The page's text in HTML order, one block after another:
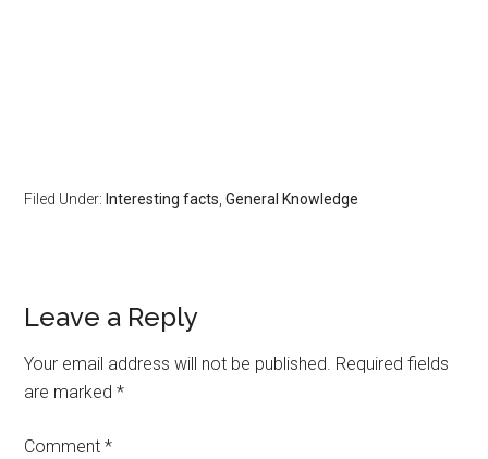
Filed Under: Interesting facts ,General Knowledge
Leave a Reply
Your email address will not be published. Required fields
are marked*
Comment*